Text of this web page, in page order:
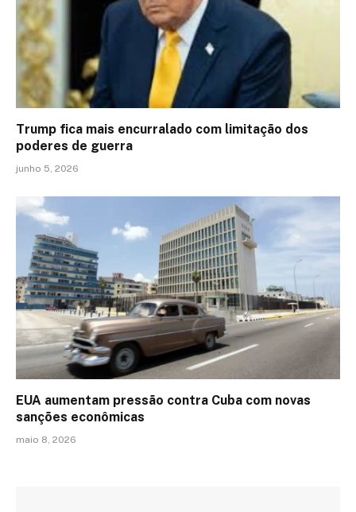
Trump fica mais encurralado com limitação dos
poderes de guerra
junho 5, 2026
EUA aumentam pressão contra Cuba com novas
sanções econômicas
maio 8, 2026